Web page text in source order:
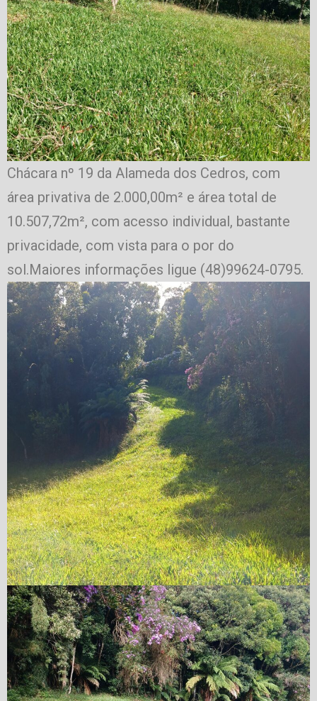
Chácara nº 19 da Alameda dos Cedros, com
área privativa de 2.000,00m² e área total de
10.507,72m², com acesso individual, bastante
privacidade, com vista para o por do
sol.Maiores informações ligue (48)99624-0795.